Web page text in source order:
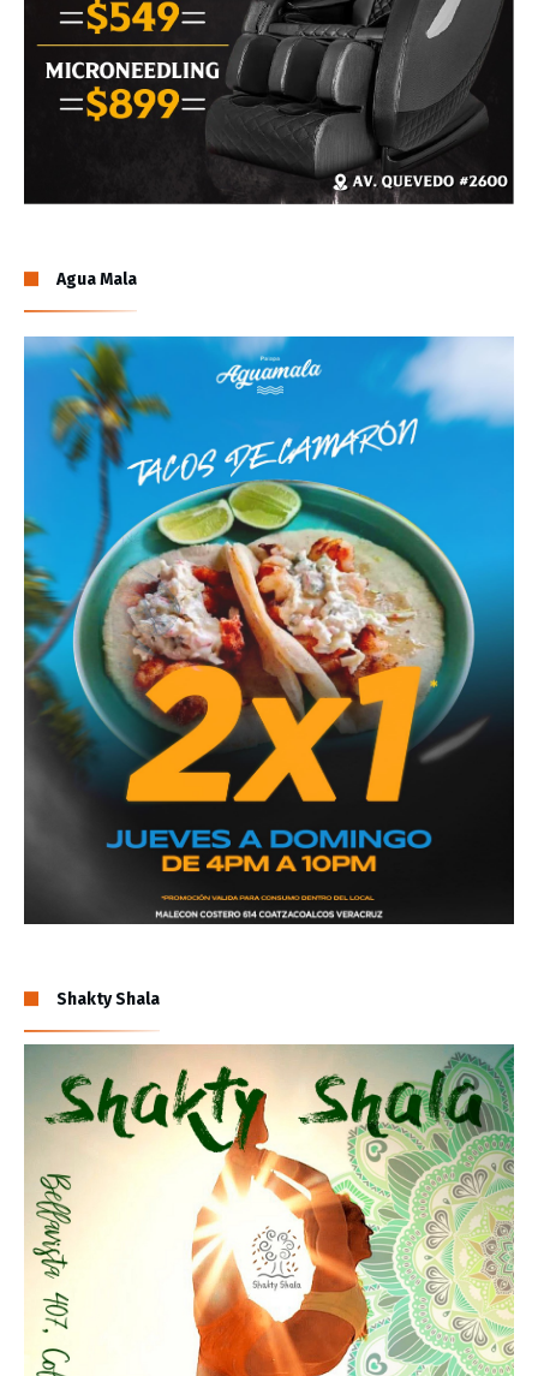
Agua Mala
Shakty Shala